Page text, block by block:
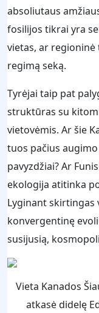
absoliutaus
fosilijos tikrai yra
vietas, ar
regimą seką.
Tyrėjai taip pat
struktūras su
vietovėmis. Ar šie
tuos pačius
pavyzdžiai? Ar
ekologija atitinka
Lyginant skirtingas
konvergentinę
susijusią,
Vieta Kanados
atkasė didelę